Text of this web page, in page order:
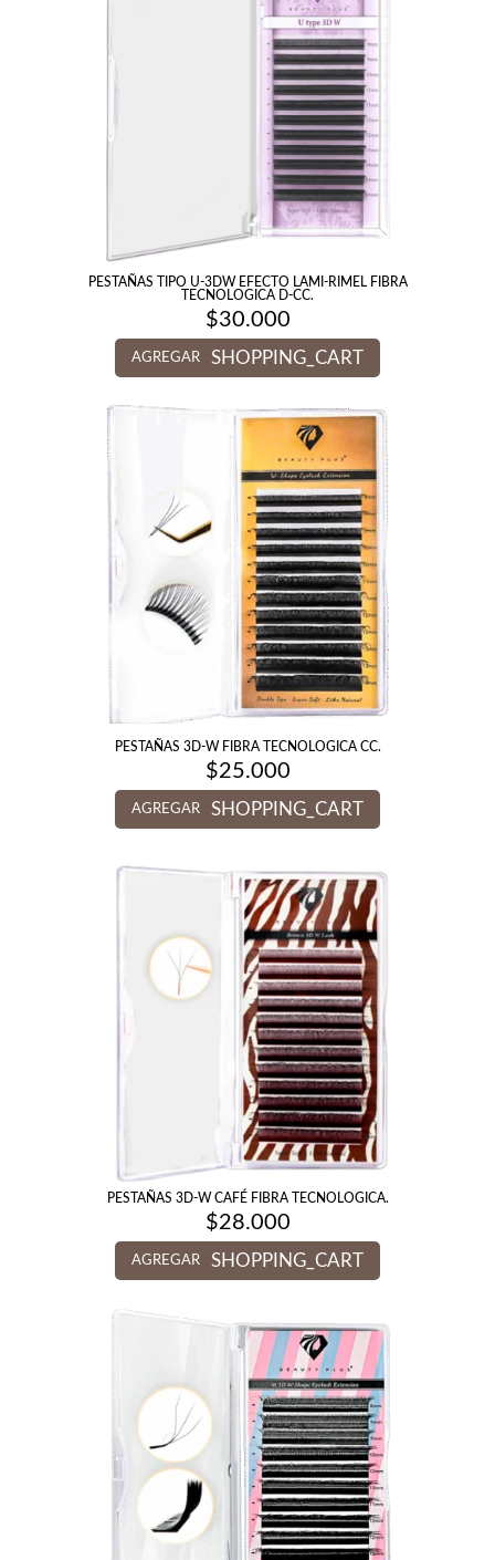
PESTAÑAS TIPO U-3DW EFECTO LAMI-RIMEL FIBRA
TECNOLOGICA D-CC.
$30.000
AGREGAR SHOPPING_CART
PESTAÑAS 3D-W FIBRA TECNOLOGICA CC.
$25.000
AGREGAR SHOPPING_CART
PESTAÑAS 3D-W CAFÉ FIBRA TECNOLOGICA.
$28.000
AGREGAR SHOPPING_CART